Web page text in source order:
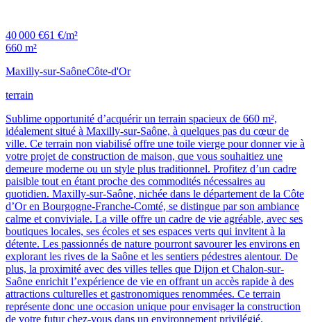
40 000 €61 €/m²
660 m²
Maxilly-sur-SaôneCôte-d'Or
terrain
Sublime opportunité d’acquérir un terrain spacieux de 660 m²,
idéalement situé à Maxilly-sur-Saône, à quelques pas du cœur de
ville. Ce terrain non viabilisé offre une toile vierge pour donner vie à
votre projet de construction de maison, que vous souhaitiez une
demeure moderne ou un style plus traditionnel. Profitez d’un cadre
paisible tout en étant proche des commodités nécessaires au
quotidien. Maxilly-sur-Saône, nichée dans le département de la Côte
d’Or en Bourgogne-Franche-Comté, se distingue par son ambiance
calme et conviviale. La ville offre un cadre de vie agréable, avec ses
boutiques locales, ses écoles et ses espaces verts qui invitent à la
détente. Les passionnés de nature pourront savourer les environs en
explorant les rives de la Saône et les sentiers pédestres alentour. De
plus, la proximité avec des villes telles que Dijon et Chalon-sur-
Saône enrichit l’expérience de vie en offrant un accès rapide à des
attractions culturelles et gastronomiques renommées. Ce terrain
représente donc une occasion unique pour envisager la construction
de votre futur chez-vous dans un environnement privilégié.